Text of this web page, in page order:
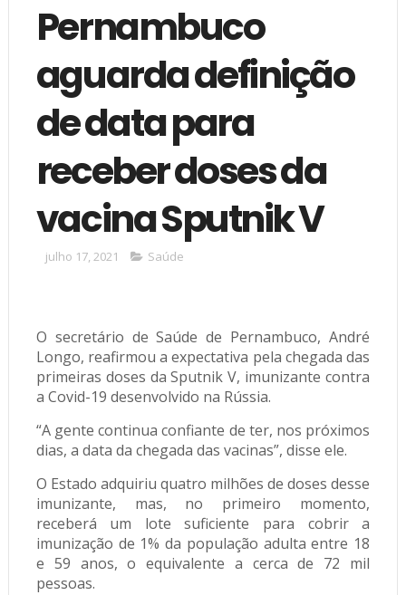
Pernambuco
aguarda definição
de data para
receber doses da
vacina Sputnik V
julho 17, 2021 Saúde
O secretário de Saúde de Pernambuco, André
Longo, reafirmou a expectativa pela chegada das
primeiras doses da Sputnik V, imunizante contra
a Covid-19 desenvolvido na Rússia.
“A gente continua confiante de ter, nos próximos
dias, a data da chegada das vacinas”, disse ele.
O Estado adquiriu quatro milhões de doses desse
imunizante, mas, no primeiro momento,
receberá um lote suficiente para cobrir a
imunização de 1% da população adulta entre 18
e 59 anos, o equivalente a cerca de 72 mil
pessoas.